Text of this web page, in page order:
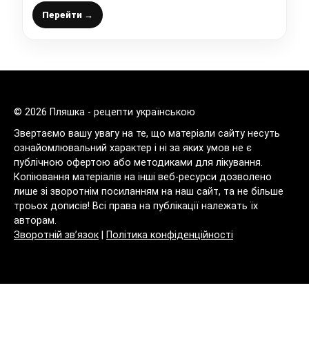
Перейти →
© 2026 Пляшка - рецепти українською
Звертаємо вашу увагу на те, що матеріали сайту несуть
ознайомлювальний характер і ні за яких умов не є
публічною офертою або методиками для лікування.
Копіювання матеріалів на інші веб-ресурси дозволено
лише зі зворотнім посиланням на наш сайт, та не більше
троьох дописів! Всі права на публікації належать їх
авторам.
Зворотній зв’язок
Політика конфіденційності